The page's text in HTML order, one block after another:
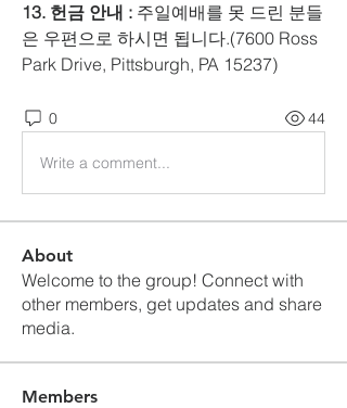
13. 헌금 안내 : 주일예배를 못 드린 분들
은 우편으로 하시면 됩니다.(7600 Ross
Park Drive, Pittsburgh, PA 15237)
0 44
Write a comment...
About
Welcome to the group! Connect with
other members, get updates and share
media.
Members